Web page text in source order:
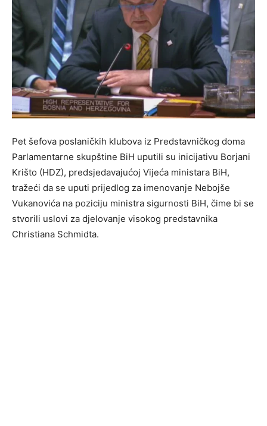
Pet šefova poslaničkih klubova iz Predstavničkog doma
Parlamentarne skupštine BiH uputili su inicijativu Borjani
Krišto (HDZ), predsjedavajućoj Vijeća ministara BiH,
tražeći da se uputi prijedlog za imenovanje Nebojše
Vukanovića na poziciju ministra sigurnosti BiH, čime bi se
stvorili uslovi za djelovanje visokog predstavnika
Christiana Schmidta.